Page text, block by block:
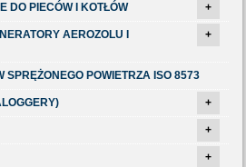
DO PIECÓW I KOTŁÓW +
AEROZOLU I
+
SPRĘŻONEGO POWIETRZA ISO 8573
+
+
+